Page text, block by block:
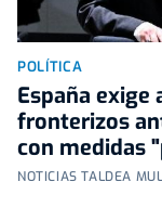
POLÍTICA
España
fronterizos
con medidas
NOTICIAS TALDEA